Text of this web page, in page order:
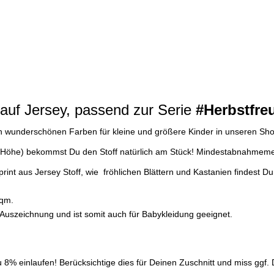
Jersey, passend zur Serie
Farben für kleine und größere Kinder in unseren
bekommst Du den Stoff natürlich am Stück!
aus Jersey Stoff, wie fröhlichen Blättern und Kastanien findest
und ist somit auch für Babykleidung geeignet.
einlaufen! Berücksichtige dies für Deinen Zuschnitt und miss ggf.